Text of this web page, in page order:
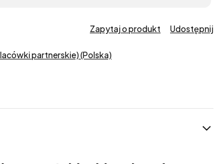
Zapytaj o produkt Udostępnij
partnerskie) (Polska)